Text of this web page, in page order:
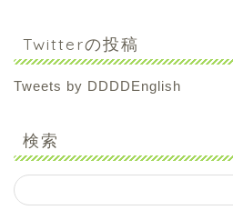
Twitterの投稿
Tweets by DDDDEnglish
検索